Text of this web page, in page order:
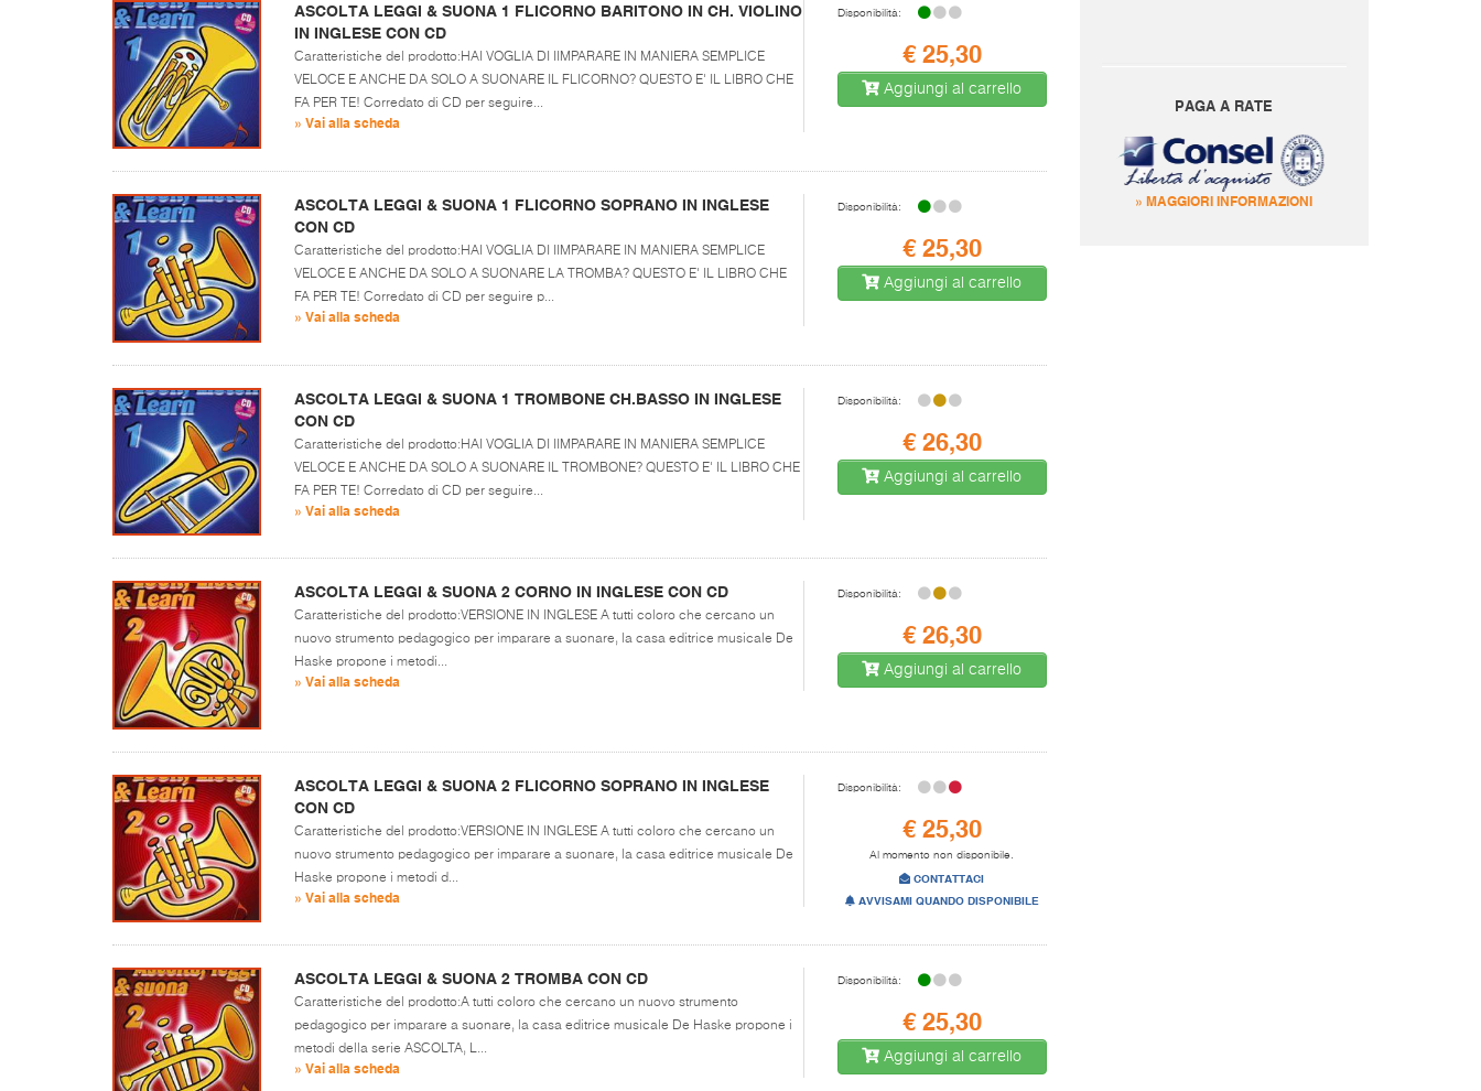
ASCOLTA LEGGI & SUONA 1 FLICORNO BARITONO IN CH. VIOLINO
IN INGLESE CON CD
Caratteristiche del prodotto:HAI VOGLIA DI IIMPARARE IN MANIERA SEMPLICE
VELOCE E ANCHE DA SOLO A SUONARE IL FLICORNO? QUESTO E' IL LIBRO CHE
FA PER TE! Corredato di CD per seguire...
» Vai alla scheda
Disponibilità:
€ 25,30
Aggiungi al carrello
ASCOLTA LEGGI & SUONA 1 FLICORNO SOPRANO IN INGLESE
CON CD
Caratteristiche del prodotto:HAI VOGLIA DI IIMPARARE IN MANIERA SEMPLICE
VELOCE E ANCHE DA SOLO A SUONARE LA TROMBA? QUESTO E' IL LIBRO CHE
FA PER TE! Corredato di CD per seguire p...
» Vai alla scheda
Disponibilità:
€ 25,30
Aggiungi al carrello
ASCOLTA LEGGI & SUONA 1 TROMBONE CH.BASSO IN INGLESE
CON CD
Caratteristiche del prodotto:HAI VOGLIA DI IIMPARARE IN MANIERA SEMPLICE
VELOCE E ANCHE DA SOLO A SUONARE IL TROMBONE? QUESTO E' IL LIBRO CHE
FA PER TE! Corredato di CD per seguire...
» Vai alla scheda
Disponibilità:
€ 26,30
Aggiungi al carrello
ASCOLTA LEGGI & SUONA 2 CORNO IN INGLESE CON CD
Caratteristiche del prodotto:VERSIONE IN INGLESE A tutti coloro che cercano un
nuovo strumento pedagogico per imparare a suonare, la casa editrice musicale De
Haske propone i metodi...
» Vai alla scheda
Disponibilità:
€ 26,30
Aggiungi al carrello
ASCOLTA LEGGI & SUONA 2 FLICORNO SOPRANO IN INGLESE
CON CD
Caratteristiche del prodotto:VERSIONE IN INGLESE A tutti coloro che cercano un
nuovo strumento pedagogico per imparare a suonare, la casa editrice musicale De
Haske propone i metodi d...
» Vai alla scheda
Disponibilità:
€ 25,30
Al momento non disponibile.
CONTATTACI
AVVISAMI QUANDO DISPONIBILE
ASCOLTA LEGGI & SUONA 2 TROMBA CON CD
Caratteristiche del prodotto:A tutti coloro che cercano un nuovo strumento
pedagogico per imparare a suonare, la casa editrice musicale De Haske propone i
metodi della serie ASCOLTA, L...
» Vai alla scheda
Disponibilità:
€ 25,30
Aggiungi al carrello
PAGA A RATE
» MAGGIORI INFORMAZIONI